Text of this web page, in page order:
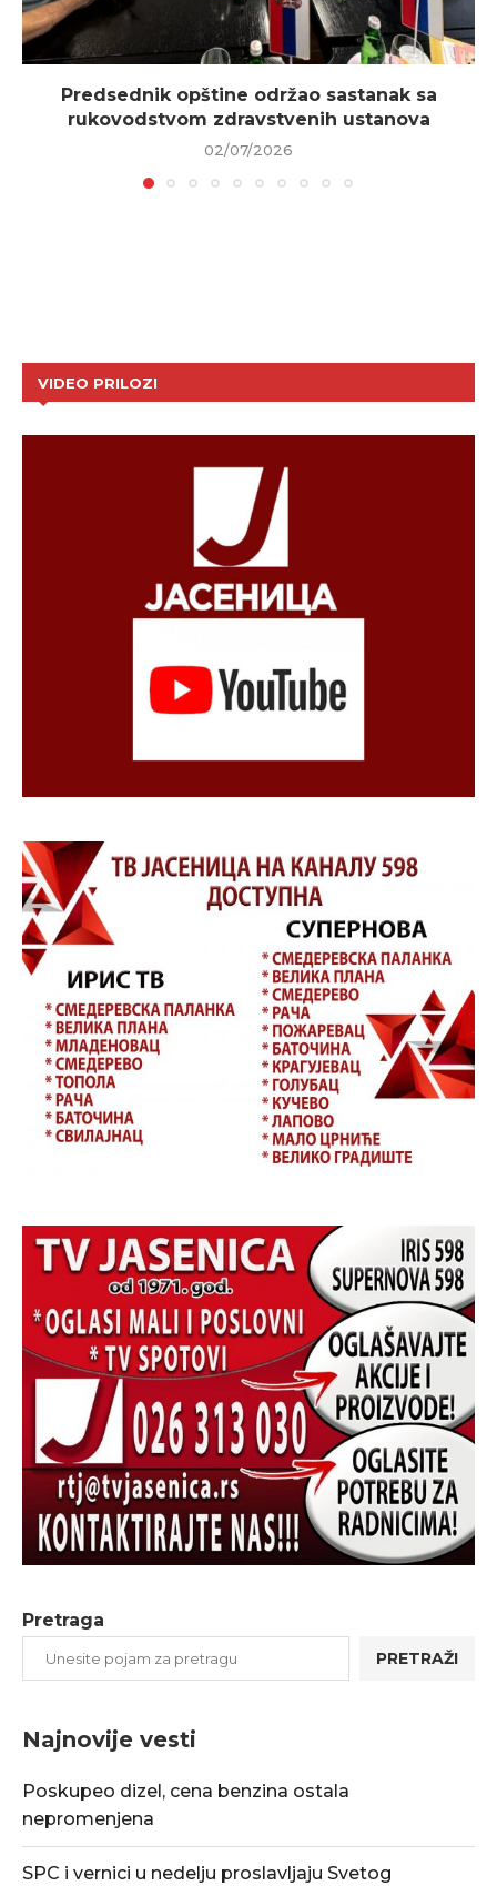
Predsednik opštine održao sastanak sa
rukovodstvom zdravstvenih ustanova
02/07/2026
VIDEO PRILOZI
Pretraga
PRETRAŽI
Najnovije vesti
Poskupeo dizel, cena benzina ostala
nepromenjena
SPC i vernici u nedelju proslavljaju Svetog